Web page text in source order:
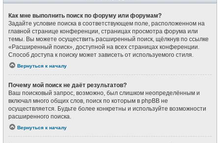
Как мне выполнить поиск по форуму или форумам?
Задайте условие поиска в соответствующем поле, расположенном на
главной странице конференции, страницах просмотра форума или
темы. Вы можете осуществить расширенный поиск, щёлкнув по ссылке
«Расширенный поиск», доступной на всех страницах конференции.
Способ доступа к поиску может зависеть от используемого стиля.
Вернуться к началу
Почему мой поиск не даёт результатов?
Ваш поисковый запрос, возможно, был слишком неопределённым и
включал много общих слов, поиск по которым в phpBB не
осуществляется. Будьте более конкретны и используйте возможности
расширенного поиска.
Вернуться к началу